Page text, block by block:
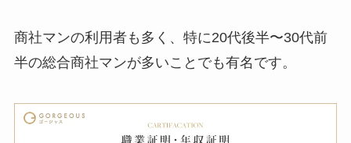
商社マンの利用者も多く、特に20代後半〜30代前
半の総合商社マンが多いことでも有名です。